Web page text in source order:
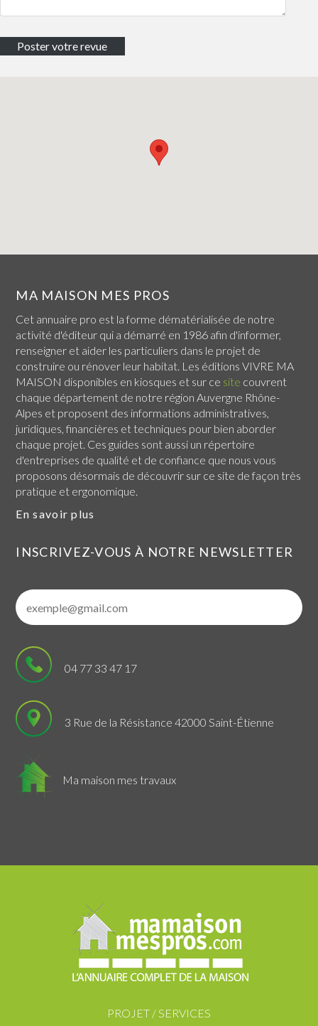
MA MAISON MES PROS
Cet annuaire pro est la forme dématérialisée de notre
activité d'éditeur qui a démarré en 1986 afin d'informer,
renseigner et aider les particuliers dans le projet de
construire ou rénover leur habitat. Les éditions VIVRE MA
MAISON disponibles en kiosques et sur ce site couvrent
chaque département de notre région Auvergne Rhône-
Alpes et proposent des informations administratives,
juridiques, financières et techniques pour bien aborder
chaque projet. Ces guides sont aussi un répertoire
d'entreprises de qualité et de confiance que nous vous
proposons désormais de découvrir sur ce site de façon très
pratique et ergonomique.
En savoir plus
INSCRIVEZ-VOUS À NOTRE NEWSLETTER
04 77 33 47 17
3 Rue de la Résistance 42000 Saint-Étienne
Ma maison mes travaux
PROJET / SERVICES